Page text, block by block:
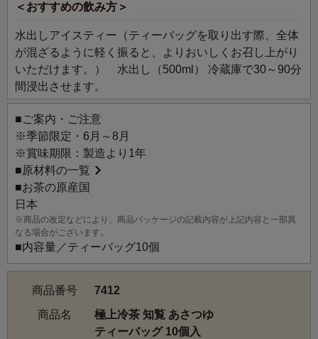
＜おすすめの飲み方＞
水出しアイスティー（ティーバッグを取り出す際、全体
が混ざるように軽く振ると、よりおいしくお召し上がり
いただけます。） 水出し（500ml） 冷蔵庫で30～90分
間浸出させます。
■ご案内・ご注意
※季節限定・6月～8月
※賞味期限：製造より1年
■原材料の一覧
■お茶の原産国
日本
※商品の改定などにより、商品パッケージの記載内容が上記内容と一部異
なる場合がございます。
■内容量／ティーバッグ10個
商品番号
7412
商品名
極上冷茶 知覧 あさつゆ
ティーバッグ 10個入